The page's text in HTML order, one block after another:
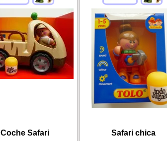
Coche Safari Safari chica